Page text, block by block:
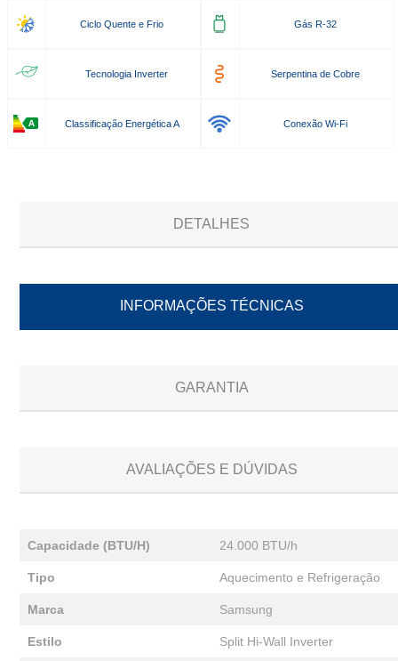
Ciclo Quente e Frio Gás R-32
Tecnologia Inverter Serpentina de Cobre
Classificação Energética A Conexão Wi-Fi
DETALHES
INFORMAÇÕES TÉCNICAS
GARANTIA
AVALIAÇÕES E DÚVIDAS
Capacidade (BTU/H) 24.000 BTU/h
Tipo Aquecimento e Refrigeração
Marca Samsung
Estilo Split Hi-Wall Inverter